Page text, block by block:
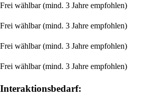
Frei wählbar(mind. 3 Jahre empfohlen)
Frei wählbar(mind. 3 Jahre empfohlen)
Frei wählbar(mind. 3 Jahre empfohlen)
Frei wählbar(mind. 3 Jahre empfohlen)
Interaktions­bedarf: